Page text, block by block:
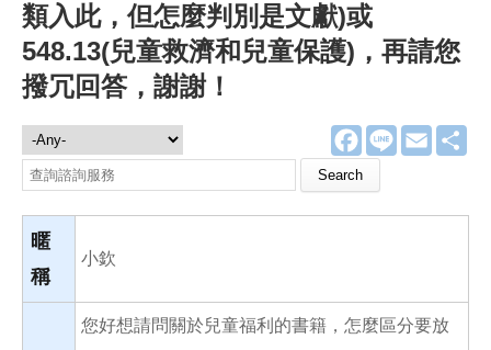
類入此，但怎麼判別是文獻)或
548.13(兒童救濟和兒童保護)，再請您
撥冗回答，謝謝！
F
a
e
o
L
E
m
諮詢服務
Search this site
暱
稱
小欽
您好想請問關於兒童福利的書籍，怎麼區分要放